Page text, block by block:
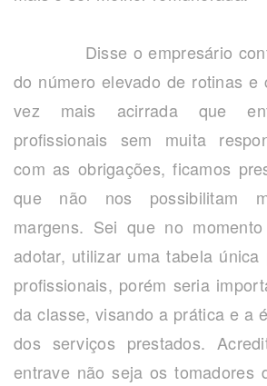
Disse o empresário
do número elevado de rotinas e
vez mais acirrada que
profissionais sem muita
com as obrigações, ficamos
que não nos possibilitam
margens. Sei que no
adotar, utilizar uma tabela
profissionais, porém seria
da classe, visando a prática e a
dos serviços prestados.
entrave não seja os tomadores